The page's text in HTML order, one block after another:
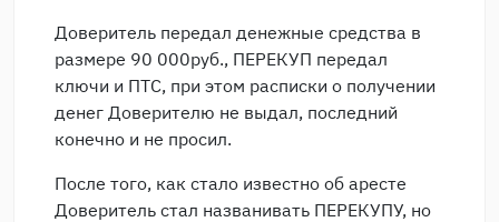
Доверитель передал денежные средства в
размере 90 000руб., ПЕРЕКУП передал
ключи и ПТС, при этом расписки о получении
денег Доверителю не выдал, последний
конечно и не просил.
После того, как стало известно об аресте
Доверитель стал названивать ПЕРЕКУПУ, но